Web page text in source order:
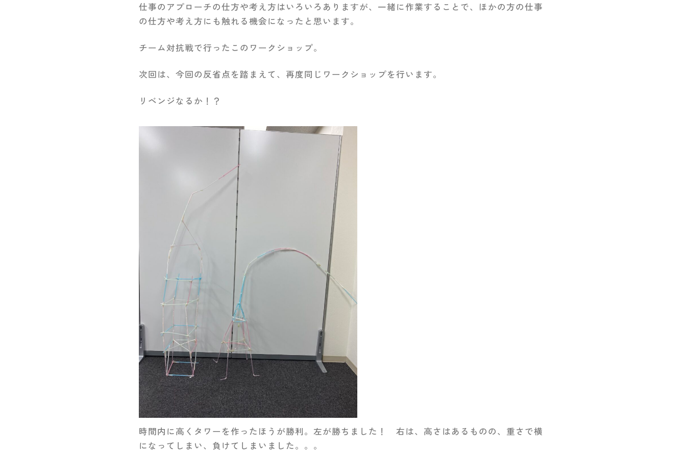
仕事のアプローチの仕方や考え方はいろいろありますが、一緒に作業することで、ほかの方の仕事
の仕方や考え方にも触れる機会になったと思います。
チーム対抗戦で行ったこのワークショップ。
次回は、今回の反省点を踏まえて、再度同じワークショップを行います。
リベンジなるか！？
時間内に高くタワーを作ったほうが勝利。左が勝ちました！ 右は、高さはあるものの、重さで横
になってしまい、負けてしまいました。。。